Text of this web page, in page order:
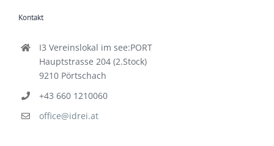
Kontakt
I3 Vereinslokal im see:PORT
Hauptstrasse 204 (2.Stock)
9210 Pörtschach
+43 660 1210060
office@idrei.at